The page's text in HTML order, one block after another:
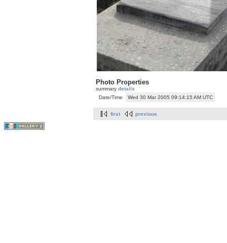
Photo Properties
summary details
Date/Time
Wed 30 Mar 2005 09:14:15 AM UTC
first previous